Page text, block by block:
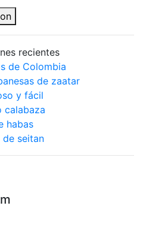
recientes
de Colombia
de zaatar
y fácil
calabaza
habas
de seitan